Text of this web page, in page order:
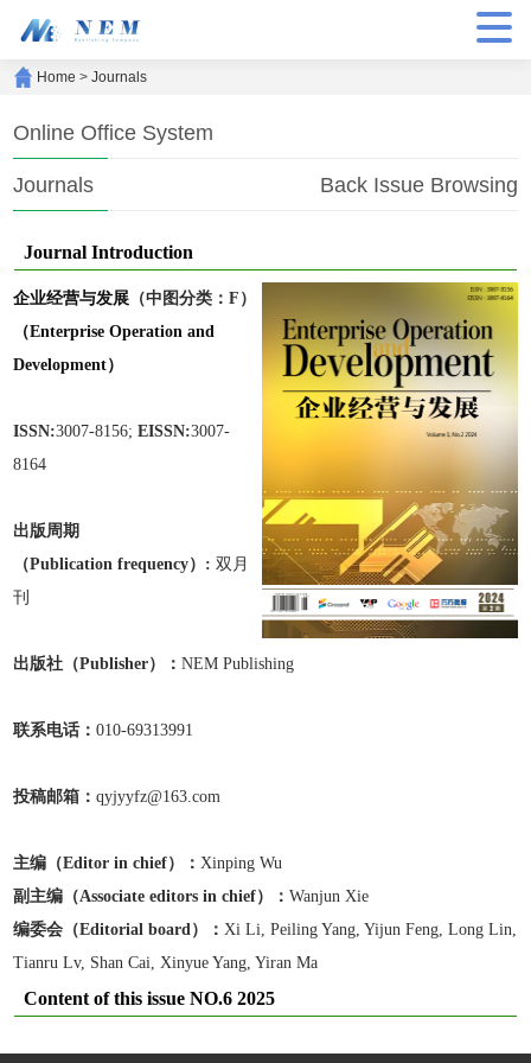
Home >Journals
Online Office System
Back Issue Browsing
Journals
Journal Introduction
企业经营与发展 （中图分类：F）
（Enterprise Operation and
Development）
ISSN:3007-8156; EISSN:3007-
8164
出版周期
（Publication frequency）:双月
刊
出版社 （Publisher）：NEM Publishing
联系电话：010-69313991
投稿邮箱：qyjyyfz@163.com
主编（Editor in chief）： Xinping Wu
副主编 （Associate editors in chief） ：Wanjun Xie
编委会（Editorial board）： Xi Li, Peiling Yang, Yijun Feng, Long Lin,
Tianru Lv, Shan Cai, Xinyue Yang, Yiran Ma
Content of this issue NO.6 2025